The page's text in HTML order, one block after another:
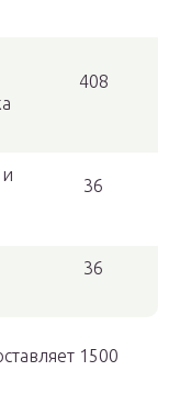
408
36
36
1500